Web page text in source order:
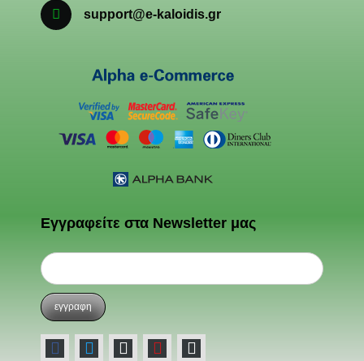
support@e-kaloidis.gr
Εγγραφείτε στα Newsletter μας